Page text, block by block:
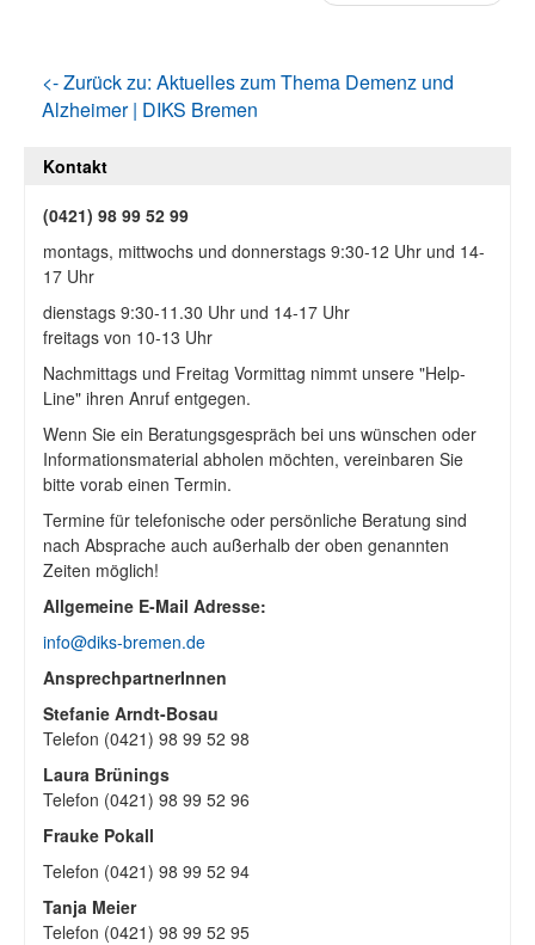
<- Zurück zu: Aktuelles zum Thema Demenz und
Alzheimer | DIKS Bremen
Kontakt
(0421) 98 99 52 99
montags, mittwochs und donnerstags 9:30-12 Uhr und 14-
17 Uhr
dienstags 9:30-11.30 Uhr und 14-17 Uhr
freitags von 10-13 Uhr
Nachmittags und Freitag Vormittag nimmt unsere "Help-
Line" ihren Anruf entgegen.
Wenn Sie ein Beratungsgespräch bei uns wünschen oder
Informationsmaterial abholen möchten, vereinbaren Sie
bitte vorab einen Termin.
Termine für telefonische oder persönliche Beratung sind
nach Absprache auch außerhalb der oben genannten
Zeiten möglich!
Allgemeine E-Mail Adresse:
info@diks-bremen.de
AnsprechpartnerInnen
Stefanie Arndt-Bosau
Telefon (0421) 98 99 52 98
Laura Brünings
Telefon (0421) 98 99 52 96
Frauke Pokall
Telefon (0421) 98 99 52 94
Tanja Meier
Telefon (0421) 98 99 52 95